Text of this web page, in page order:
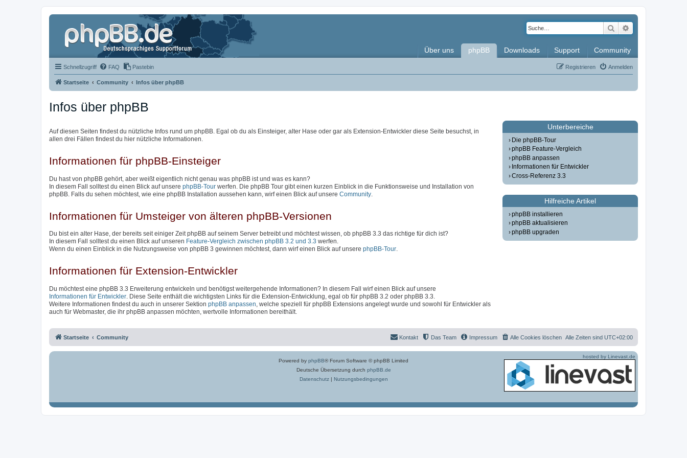
Suche
Über uns phpBB Downloads Support Community
Schnellzugriff FAQ Pastebin Anmelden
Registrieren
Startseite Community Infos über phpBB
Infos über phpBB
Auf diesen Seiten findest du nützliche Infos rund um phpBB. Egal ob du als Einsteiger, alter Hase oder gar als Extension-Entwickler diese Seite besuchst, in
allen drei Fällen findest du hier nützliche Informationen.
Informationen für phpBB-Einsteiger
Du hast von phpBB gehört, aber weißt eigentlich nicht genau was phpBB ist und was es kann?
In diesem Fall solltest du einen Blick auf unsere phpBB-Tour werfen. Die phpBB Tour gibt einen kurzen Einblick in die Funktionsweise und Installation von
phpBB. Falls du sehen möchtest, wie eine phpBB Installation aussehen kann, wirf einen Blick auf unsere Community
Informationen für Umsteiger von älteren phpBB-Versionen
Du bist ein alter Hase, der bereits seit einiger Zeit phpBB auf seinem Server betreibt und möchtest wissen, ob phpBB 3.3 das richtige für dich ist?
In diesem Fall solltest du einen Blick auf unseren Feature-Vergleich zwischen phpBB 3.2 und 3.3 werfen.
Wenn du einen Einblick in die Nutzungsweise von phpBB 3 gewinnen möchtest, dann wirf einen Blick auf unsere phpBB-Tour.
Informationen für Extension-Entwickler
Du möchtest eine phpBB 3.3 Erweiterung entwickeln und benötigst weitergehende Informationen? In diesem Fall wirf einen Blick auf unsere
Informationen für Entwickler . Diese Seite enthält die wichtigsten Links für die Extension-Entwicklung, egal ob für phpBB 3.2 oder phpBB 3.3.
Weitere Informationen findest du auch in unserer Sektion phpBB anpassen , welche speziell für phpBB Extensions angelegt wurde und sowohl für Entwickler als
auch für Webmaster, die ihr phpBB anpassen möchten, wertvolle Informationen bereithält.
Unterbereiche
Die phpBB-Tour
phpBB Feature-Vergleich
phpBB anpassen
Informationen für Entwickler
Cross-Referenz 3.3
Hilfreiche Artikel
phpBB installieren
phpBB aktualisieren
phpBB upgraden
Startseite Community Alle Zeiten sind UTC+02:00
Alle Cookies löschen
Impressum
Das Team
Kontakt
Powered by phpBB® Forum Software © phpBB Limited
Deutsche Übersetzung durch phpBB.de
Datenschutz| Nutzungsbedingungen
hosted by Linevast.de